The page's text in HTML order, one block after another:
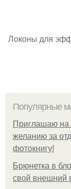
Локоны для
Популярные
Приглашаю на
желанию за
фотокнигу!
Брюнетка в
свой внешний